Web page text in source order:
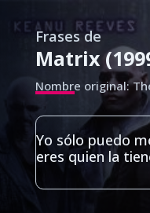
Frases de
Matrix
Nombre original:
Yo sólo puedo
eres quien la